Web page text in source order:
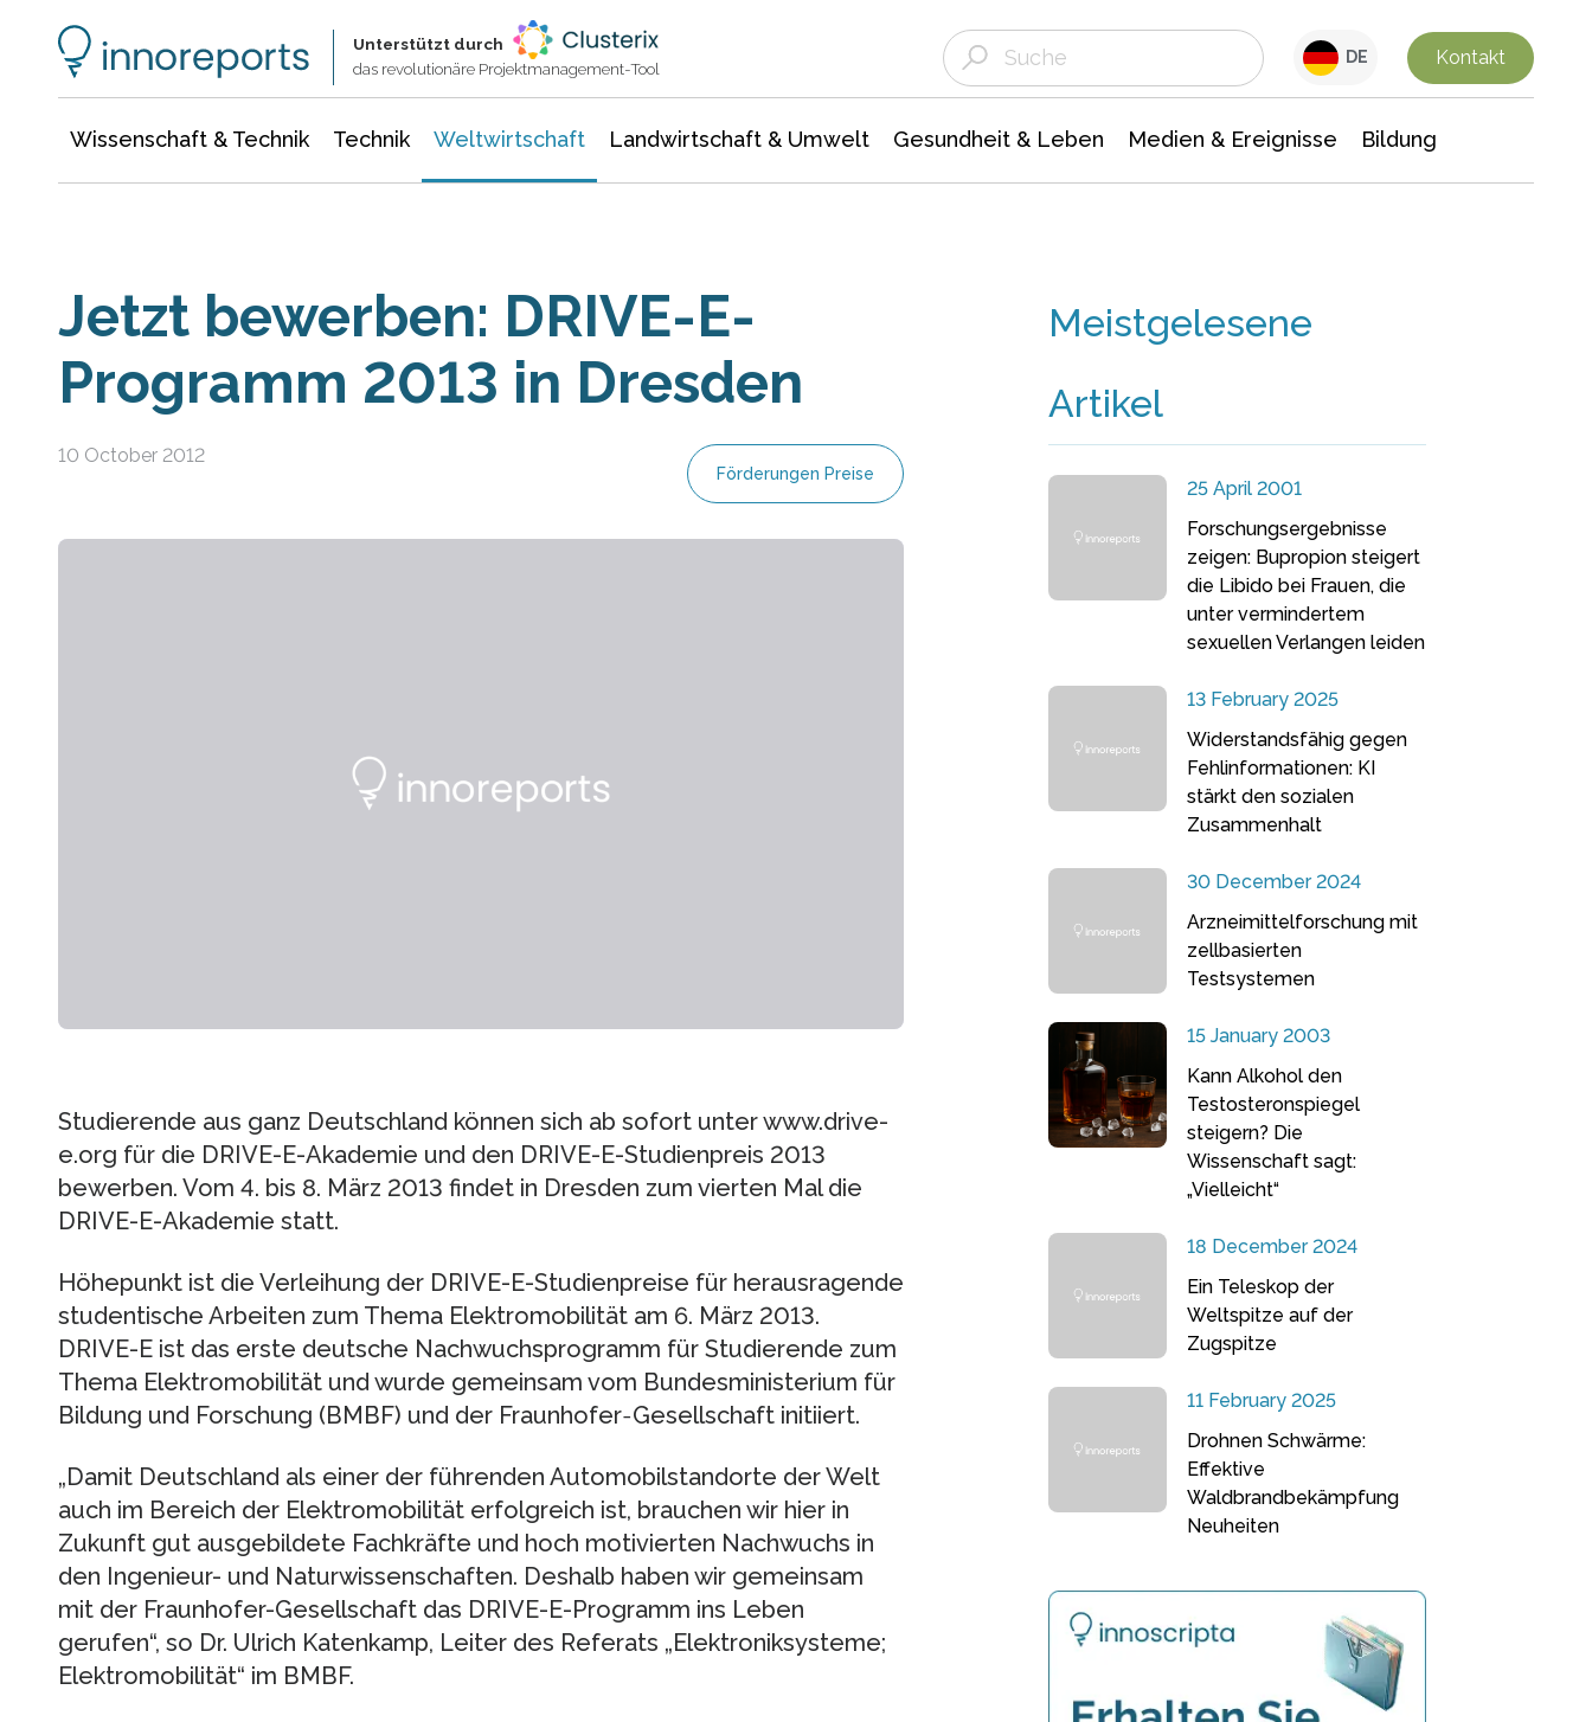
Unterstützt durch
das revolutionäre Projektmanagement-Tool
DE Kontakt
Wissenschaft & Technik Technik Weltwirtschaft Landwirtschaft & Umwelt Gesundheit & Leben Medien & Ereignisse Bildung
Jetzt bewerben: DRIVE-E-
Programm 2013 in Dresden
10 October 2012
Förderungen Preise
Studierende aus ganz Deutschland können sich ab sofort unter www.drive-
e.org für die DRIVE-E-Akademie und den DRIVE-E-Studienpreis 2013
bewerben. Vom 4. bis 8. März 2013 findet in Dresden zum vierten Mal die
DRIVE-E-Akademie statt.
Höhepunkt ist die Verleihung der DRIVE-E-Studienpreise für herausragende
studentische Arbeiten zum Thema Elektromobilität am 6. März 2013.
DRIVE-E ist das erste deutsche Nachwuchsprogramm für Studierende zum
Thema Elektromobilität und wurde gemeinsam vom Bundesministerium für
Bildung und Forschung (BMBF) und der Fraunhofer‐Gesellschaft initiiert.
„Damit Deutschland als einer der führenden Automobilstandorte der Welt
auch im Bereich der Elektromobilität erfolgreich ist, brauchen wir hier in
Zukunft gut ausgebildete Fachkräfte und hoch motivierten Nachwuchs in
den Ingenieur- und Naturwissenschaften. Deshalb haben wir gemeinsam
mit der Fraunhofer-Gesellschaft das DRIVE-E-Programm ins Leben
gerufen“, so Dr. Ulrich Katenkamp, Leiter des Referats „Elektroniksysteme;
Elektromobilität“ im BMBF.
Meistgelesene
Artikel
25 April 2001
Forschungsergebnisse
zeigen: Bupropion steigert
die Libido bei Frauen, die
unter vermindertem
sexuellen Verlangen leiden
13 February 2025
Widerstandsfähig gegen
Fehlinformationen: KI
stärkt den sozialen
Zusammenhalt
30 December 2024
Arzneimittelforschung mit
zellbasierten
Testsystemen
15 January 2003
Kann Alkohol den
Testosteronspiegel
steigern? Die
Wissenschaft sagt:
„Vielleicht“
18 December 2024
Ein Teleskop der
Weltspitze auf der
Zugspitze
11 February 2025
Drohnen Schwärme:
Effektive
Waldbrandbekämpfung
Neuheiten